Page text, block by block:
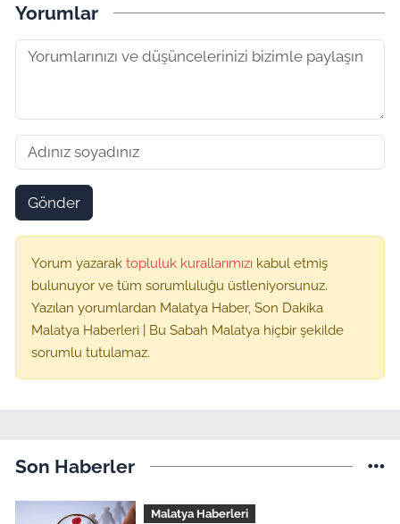
Yorumlar
Gönder
Yorum yazarak topluluk kurallarımızı kabul etmiş
bulunuyor ve tüm sorumluluğu üstleniyorsunuz.
Yazılan yorumlardan Malatya Haber, Son Dakika
Malatya Haberleri | Bu Sabah Malatya hiçbir şekilde
sorumlu tutulamaz.
Son Haberler
Malatya Haberleri